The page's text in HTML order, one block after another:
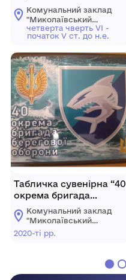
Комунальний заклад
"Миколаївський
обласний
краєзнавчий музей"
четверта чверть VI -
початок V ст. до н.е.
Табличка сувенірна “40
окрема бригада
берегової оборони”
Комунальний заклад
"Миколаївський
обласний
краєзнавчий музей"
2020-ті рр.